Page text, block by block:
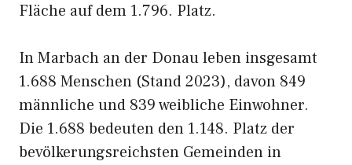
Fläche auf dem 1.796. Platz.
In Marbach an der Donau leben insgesamt
1.688 Menschen (Stand 2023), davon 849
männliche und 839 weibliche Einwohner.
Die 1.688 bedeuten den 1.148. Platz der
bevölkerungsreichsten Gemeinden in